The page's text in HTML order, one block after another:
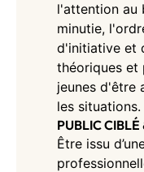
l'attention au
minutie,
d'initiative et
théoriques et
jeunes d'être
les situations.
PUBLIC
Être issu